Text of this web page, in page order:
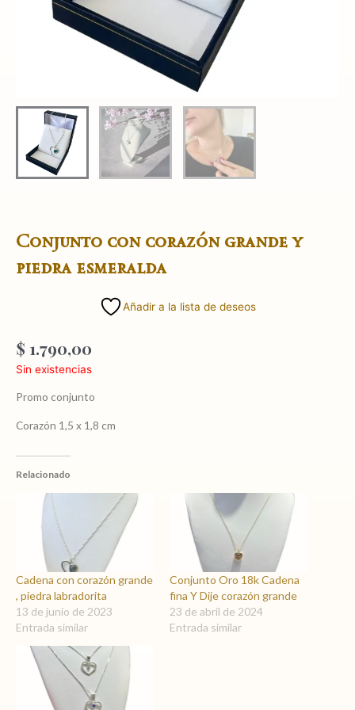
Conjunto con corazón grande y
piedra esmeralda
Añadir a la lista de deseos
$ 1.790,00
Sin existencias
Promo conjunto
Corazón 1,5 x 1,8 cm
Relacionado
Cadena con corazón grande
, piedra labradorita
13 de junio de 2023
Entrada similar
Conjunto Oro 18k Cadena
fina Y Dije corazón grande
23 de abril de 2024
Entrada similar